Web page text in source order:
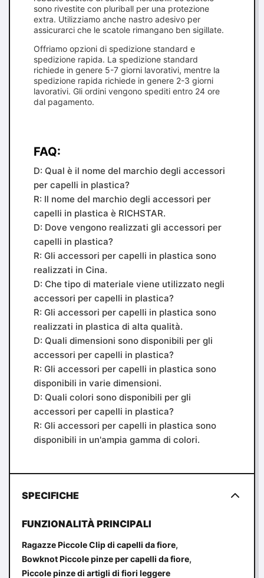
sono rivestite con pluriball per una protezione
extra. Utilizziamo anche nastro adesivo per
assicurarci che le scatole rimangano ben sigillate.
Offriamo opzioni di spedizione standard e
spedizione rapida. La spedizione standard
richiede in genere 5-7 giorni lavorativi, mentre la
spedizione rapida richiede in genere 2-3 giorni
lavorativi. Gli ordini vengono spediti entro 24 ore
dal pagamento.
FAQ:
D: Qual è il nome del marchio degli accessori
per capelli in plastica?
R: Il nome del marchio degli accessori per
capelli in plastica è RICHSTAR.
D: Dove vengono realizzati gli accessori per
capelli in plastica?
R: Gli accessori per capelli in plastica sono
realizzati in Cina.
D: Che tipo di materiale viene utilizzato negli
accessori per capelli in plastica?
R: Gli accessori per capelli in plastica sono
realizzati in plastica di alta qualità.
D: Quali dimensioni sono disponibili per gli
accessori per capelli in plastica?
R: Gli accessori per capelli in plastica sono
disponibili in varie dimensioni.
D: Quali colori sono disponibili per gli
accessori per capelli in plastica?
R: Gli accessori per capelli in plastica sono
disponibili in un'ampia gamma di colori.
SPECIFICHE
FUNZIONALITÀ PRINCIPALI
Ragazze Piccole Clip di capelli da fiore,
Bowknot Piccole pinze per capelli da fiore,
Piccole pinze di artigli di fiori leggere